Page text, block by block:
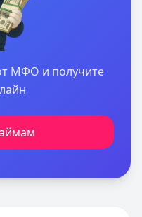
МФО и получите